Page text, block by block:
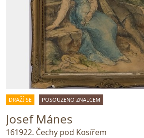
DRAŽÍ SE POSOUZENO ZNALCEM
Josef Mánes
161922. Čechy pod Kosířem